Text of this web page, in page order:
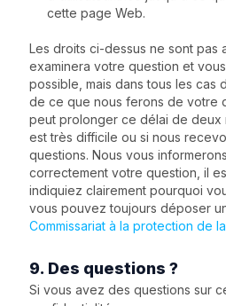
cette page Web.
Les droits ci-dessus ne sont pas
examinera votre question et
possible, mais dans tous les cas
de ce que nous ferons de votre
peut prolonger ce délai de deux
est très difficile ou si nous
questions. Nous vous
correctement votre question, il
indiquiez clairement pourquoi
vous pouvez toujours déposer
Commissariat à la protection de
9. Des questions ?
Si vous avez des questions sur